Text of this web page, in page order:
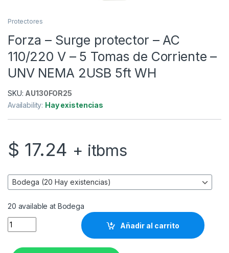
Protectores
Forza – Surge protector – AC
110/220 V – 5 Tomas de Corriente –
UNV NEMA 2USB 5ft WH
SKU: AU130FOR25
Availability: Hay existencias
$ 17.24 + itbms
20 available at Bodega
Forza - Surge protector - AC 110/220 V - 5 Tomas de
Añadir al carrito